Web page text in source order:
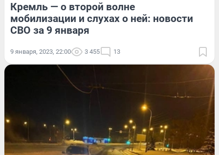
Кремль — о второй волне
мобилизации и слухах о ней: новости
СВО за 9 января
9 января, 2023, 22:00 3 455 13